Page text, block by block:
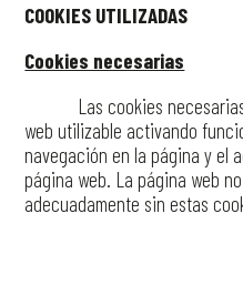
COOKIES UTILIZADAS
Cookies necesarias
Las cookies necesarias
web utilizable activando
navegación en la página y el
página web. La página web
adecuadamente sin estas